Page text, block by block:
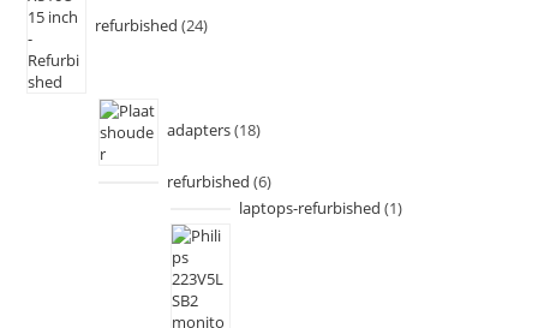
refurbished 24
adapters 18
refurbished 6
laptops-refurbished 1